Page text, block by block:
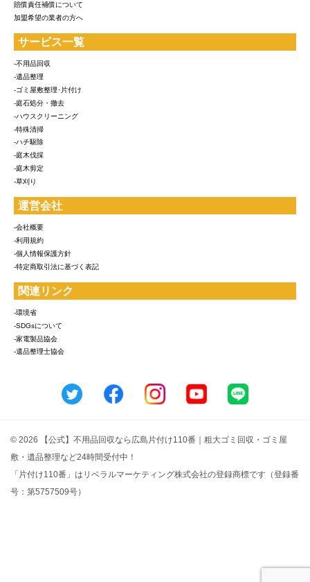
賠償責任補償について
加盟希望の業者の方へ
サービス一覧
-不用品回収
-遺品整理
-ゴミ屋敷整理･片付け
-庭石処分・撤去
-ハウスクリーニング
-特殊清掃
-ハチ駆除
-庭木伐採
-庭木剪定
-草刈り
運営会社
-会社概要
-利用規約
-個人情報保護方針
-特定商取引法に基づく表記
関連リンク
-環境省
-SDGsについて
-家電製品協会
-遺品整理士協会
© 2026 【公式】不用品回収なら広島片付け110番｜粗大ゴミ回収・ゴミ屋
敷・遺品整理など24時間受付中！
「片付け110番」はリベラルマーケティング株式会社の登録商標です（登録番
号：第5757509号）